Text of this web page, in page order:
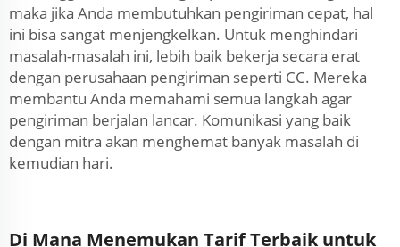
maka jika Anda membutuhkan pengiriman cepat, hal
ini bisa sangat menjengkelkan. Untuk menghindari
masalah-masalah ini, lebih baik bekerja secara erat
dengan perusahaan pengiriman seperti CC. Mereka
membantu Anda memahami semua langkah agar
pengiriman berjalan lancar. Komunikasi yang baik
dengan mitra akan menghemat banyak masalah di
kemudian hari.
Di Mana Menemukan Tarif Terbaik untuk